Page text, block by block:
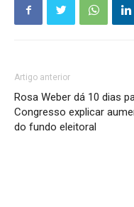
Artigo anterior
Rosa Weber dá 10 dias
Congresso explicar
do fundo eleitoral